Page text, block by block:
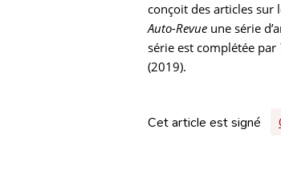
conçoit des articles sur
Auto-Revue une série
série est complétée par
(2019).
Cet article est signé